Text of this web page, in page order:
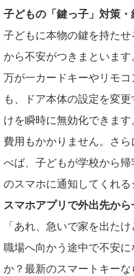
子どもの「鍵っ子」対策・
子どもに本物の鍵を持た
から不安がつきまといます
万が一カードキーやリモ
も、ドア本体の設定を変
けを瞬時に無効化できま
費用もかかりません。さ
べば、子どもが学校から
のスマホに通知してくれる
スマホアプリで外出先か
「あれ、急いで家を出た
職場へ向かう途中で不安
か？最新のスマートキー